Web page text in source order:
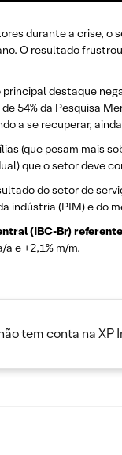
durante a crise,
O resultado
destaque
54% da Pesquisa
a se recuperar,
(que pesam mais
que o setor deve
do setor de
indústria (PIM) e
(IBC-Br)
e +2,1% m/m.
tem conta na XP